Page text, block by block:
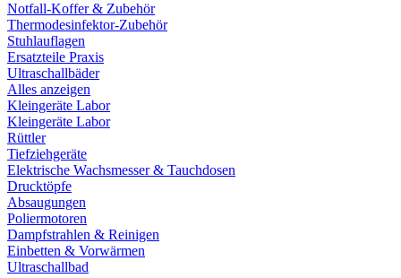
Notfall-Koffer & Zubehör
Thermodesinfektor-Zubehör
Stuhlauflagen
Ersatzteile Praxis
Ultraschallbäder
Alles anzeigen
Kleingeräte Labor
Kleingeräte Labor
Rüttler
Tiefziehgeräte
Elektrische Wachsmesser & Tauchdosen
Drucktöpfe
Absaugungen
Poliermotoren
Dampfstrahlen & Reinigen
Einbetten & Vorwärmen
Ultraschallbad